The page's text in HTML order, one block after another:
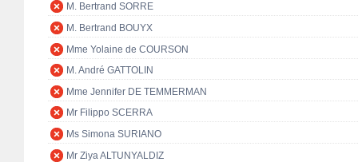
M. Bertrand SORRE
M. Bertrand BOUYX
Mme Yolaine de COURSON
M. André GATTOLIN
Mme Jennifer DE TEMMERMAN
Mr Filippo SCERRA
Ms Simona SURIANO
Mr Ziya ALTUNYALDIZ